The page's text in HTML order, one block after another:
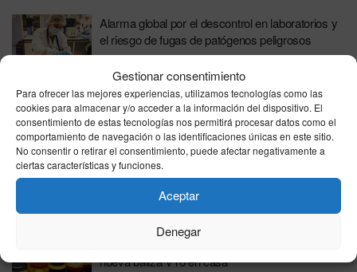
Gestionar consentimiento
Para ofrecer las mejores experiencias, utilizamos tecnologías como las
cookies para almacenar y/o acceder a la información del dispositivo. El
consentimiento de estas tecnologías nos permitirá procesar datos como el
comportamiento de navegación o las identificaciones únicas en este sitio.
No consentir o retirar el consentimiento, puede afectar negativamente a
ciertas características y funciones.
Aceptar
Denegar
Alarma global por el descontrol en laboratorios y
el riesgo de fugas de patógenos peligrosos
España refuerza la seguridad militar en el
perímetro de Ceuta
15/12/2025
España encabeza de nuevo el desempleo en la
OCDE mientras la organización advierte de
crecientes riesgos estructurales
11/12/2025
nueva baliza V16 en casa